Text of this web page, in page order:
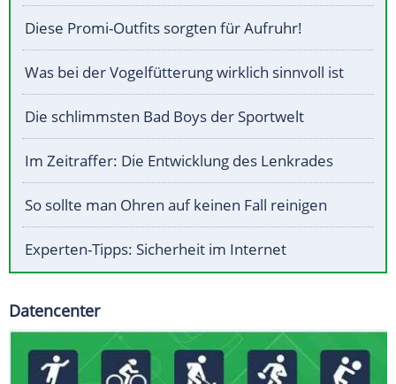
Diese Promi-Outfits sorgten für Aufruhr!
Was bei der Vogelfütterung wirklich sinnvoll ist
Die schlimmsten Bad Boys der Sportwelt
Im Zeitraffer: Die Entwicklung des Lenkrades
So sollte man Ohren auf keinen Fall reinigen
Experten-Tipps: Sicherheit im Internet
Datencenter